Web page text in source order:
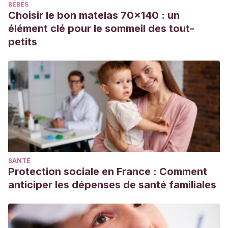
Clin Dermatol. 1997 Nov-Dec;15(6):891-7. doi:
10.1016/s0738-081x(97)00130-2. PMID: 9404692.
Gupta S, Kumar B.
doi: 10.1046/j.1525-1470.2002.00035.x. PMID: 11994184.
Ezzedine K, Eleftheriadou V, Whitton M, van Geel N.
Vitiligo. Lancet. 2015 Jul 4;386(9988):74-84. doi:
10.1016/S0140-6736(14)60763-7. Epub 2015 Jan 15. PMID:
25596811.
BÉBÉS
Choisir le bon matelas 70x140 : un
élément clé pour le sommeil des tout-
petits
SANTÉ
Protection sociale en France : Comment
anticiper les dépenses de santé familiales